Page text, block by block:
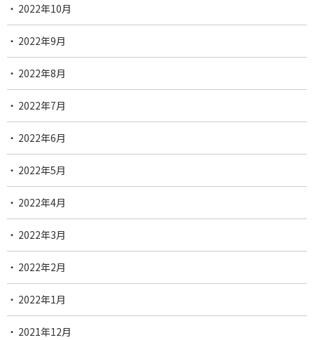
2022年10月
2022年9月
2022年8月
2022年7月
2022年6月
2022年5月
2022年4月
2022年3月
2022年2月
2022年1月
2021年12月